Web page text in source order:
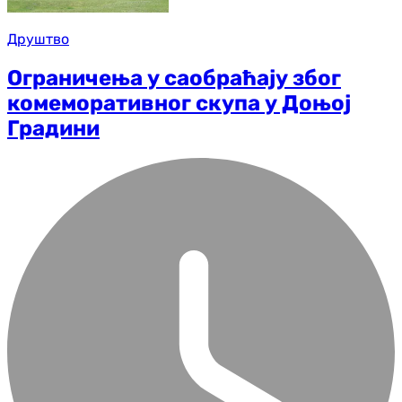
Друштво
Ограничења у саобраћају због
комеморативног скупа у Доњој
Градини